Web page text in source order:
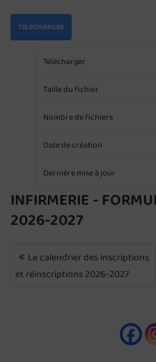
TÉLÉCHARGER
Télécharger
Taille du fichier
Nombre de fichiers
Date de création
Dernière mise à jour
INFIRMERIE -
2026-2027
NAVIGATION
DE
L’ARTICLE
Le calendrier des inscriptions
et réinscriptions 2026-2027